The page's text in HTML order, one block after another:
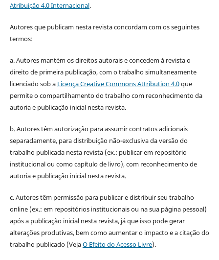
Atribuição 4.0 Internacional.
Autores que publicam nesta revista concordam com os seguintes
termos:
a. Autores mantém os direitos autorais e concedem à revista o
direito de primeira publicação, com o trabalho simultaneamente
licenciado sob a Licença Creative Commons Attribution 4.0que
permite o compartilhamento do trabalho com reconhecimento da
autoria e publicação inicial nesta revista.
b. Autores têm autorização para assumir contratos adicionais
separadamente, para distribuição não-exclusiva da versão do
trabalho publicada nesta revista (ex.: publicar em repositório
institucional ou como capítulo de livro), com reconhecimento de
autoria e publicação inicial nesta revista.
c. Autores têm permissão para publicar e distribuir seu trabalho
online (ex.: em repositórios institucionais ou na sua página pessoal)
após a publicação inicial nesta revista, já que isso pode gerar
alterações produtivas, bem como aumentar o impacto e a citação do
trabalho publicado (VejaO Efeito do Acesso Livre).